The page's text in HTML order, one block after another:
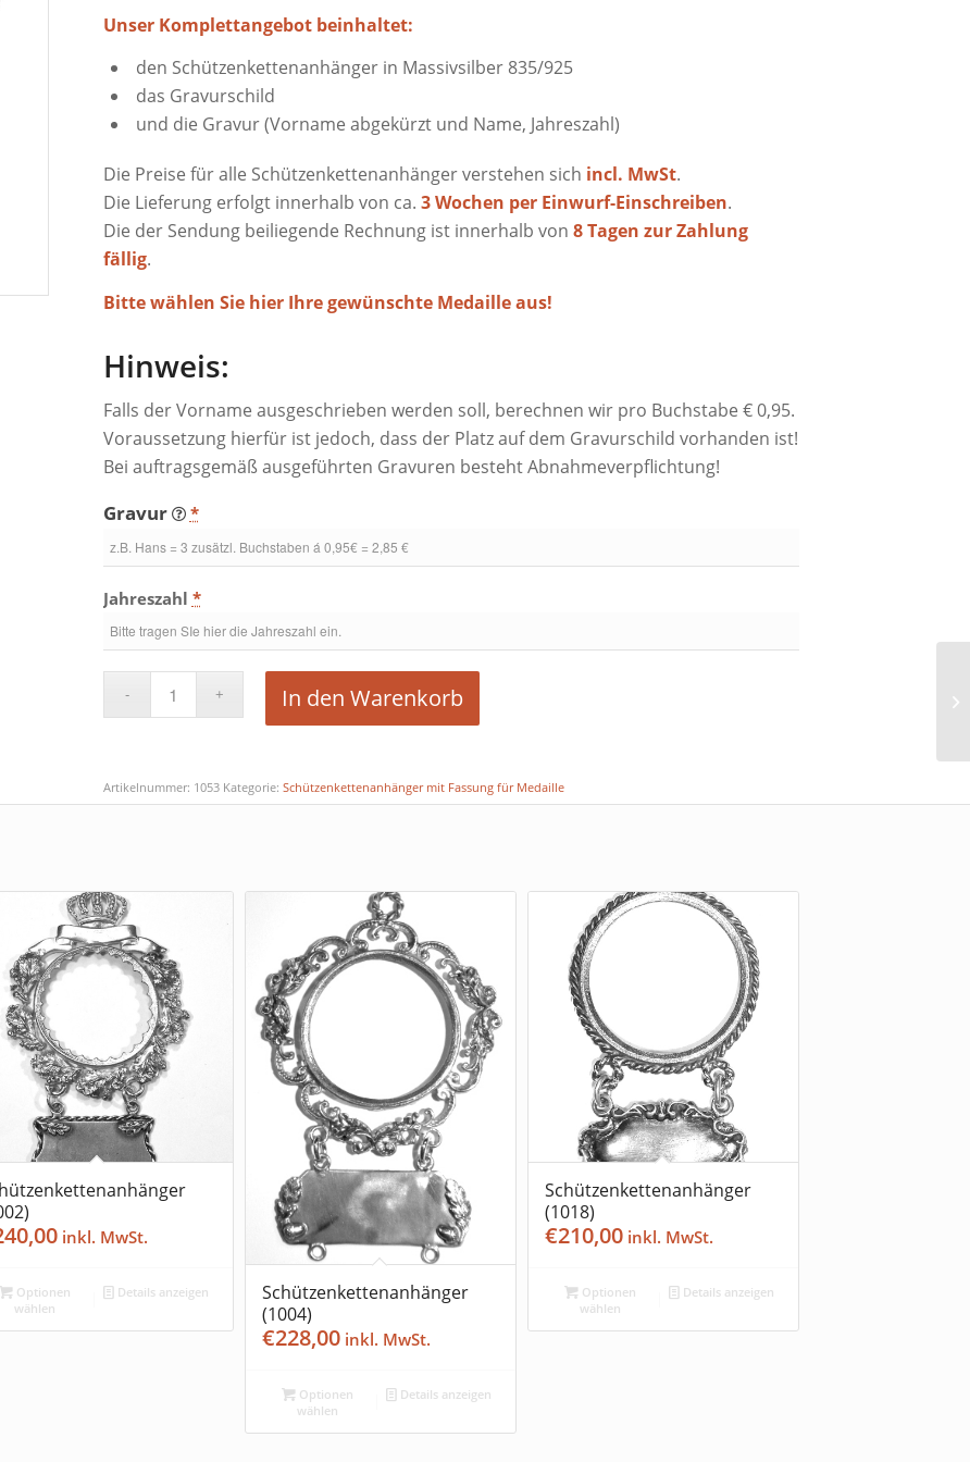
Unser Komplettangebot beinhaltet:
den Schützenkettenanhänger in Massivsilber 835/925
das Gravurschild
und die Gravur (Vorname abgekürzt und Name, Jahreszahl)
Die Preise für alle Schützenkettenanhänger verstehen sich incl. MwSt.
Die Lieferung erfolgt innerhalb von ca. 3 Wochen per Einwurf-Einschreiben.
Die der Sendung beiliegende Rechnung ist innerhalb von 8 Tagen zur Zahlung
fällig.
Bitte wählen Sie hier Ihre gewünschte Medaille aus!
Hinweis:
Falls der Vorname ausgeschrieben werden soll, berechnen wir pro Buchstabe € 0,95.
Voraussetzung hierfür ist jedoch, dass der Platz auf dem Gravurschild vorhanden ist!
Bei auftragsgemäß ausgeführten Gravuren besteht Abnahmeverpflichtung!
Gravur *
Jahreszahl *
In den Warenkorb
Artikelnummer: 1053 Kategorie: Schützenkettenanhänger mit Fassung für Medaille
Optionen
wählen
Details anzeigen
Schützenkettenanhänger
(1004)
€228,00
Optionen
wählen
Details anzeigen
Schützenkettenanhänger
(1018)
€210,00
Optionen
wählen
Details anzeigen